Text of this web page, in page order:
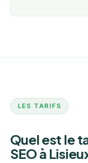
LES TARIFS
Quel est le
SEO à